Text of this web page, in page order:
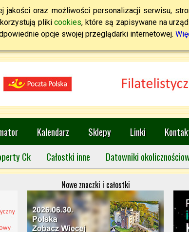
jakości oraz możliwości personalizacji serwisu,
plikicookies, które są zapisywane na
opcje swojej przeglądarki internetowej.
Kalendarz Sklepy Linki
Ck Całostki inne Datowniki
Nowe znaczki i całostki